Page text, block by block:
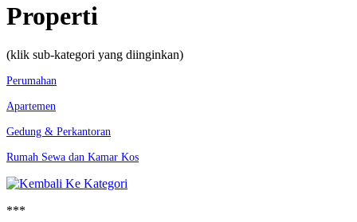
Properti
(klik sub-kategori yang diinginkan)
Perumahan
Apartemen
Gedung & Perkantoran
Rumah Sewa dan Kamar Kos
***